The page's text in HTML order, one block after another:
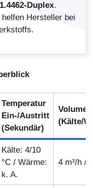
1.4462-Duplex.
Hersteller bei
Temperatur
Ein-/Austritt
(Sekundär)
(Kälte/
Kälte: 4/10
°C / Wärme:
k. A.
4 m³/h /